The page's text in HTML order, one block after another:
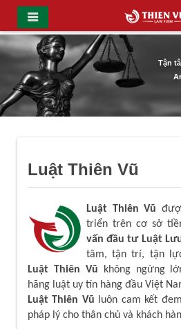
Tận
Luật Thiên Vũ
Luật Thiên Vũ
triển trên cơ sở
vấn đầu tư Luật
tâm, tận trí, tận
Luật Thiên Vũ không ngừng
hãng luật uy tín hàng đầu Việt
Luật Thiên Vũ luôn cam kết
pháp lý cho thân chủ và khách